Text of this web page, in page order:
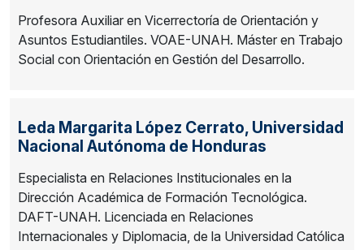
Profesora Auxiliar en Vicerrectoría de Orientación y
Asuntos Estudiantiles. VOAE-UNAH. Máster en Trabajo
Social con Orientación en Gestión del Desarrollo.
Leda Margarita López Cerrato, Universidad
Nacional Autónoma de Honduras
Especialista en Relaciones Institucionales en la
Dirección Académica de Formación Tecnológica.
DAFT-UNAH. Licenciada en Relaciones
Internacionales y Diplomacia, de la Universidad Católica